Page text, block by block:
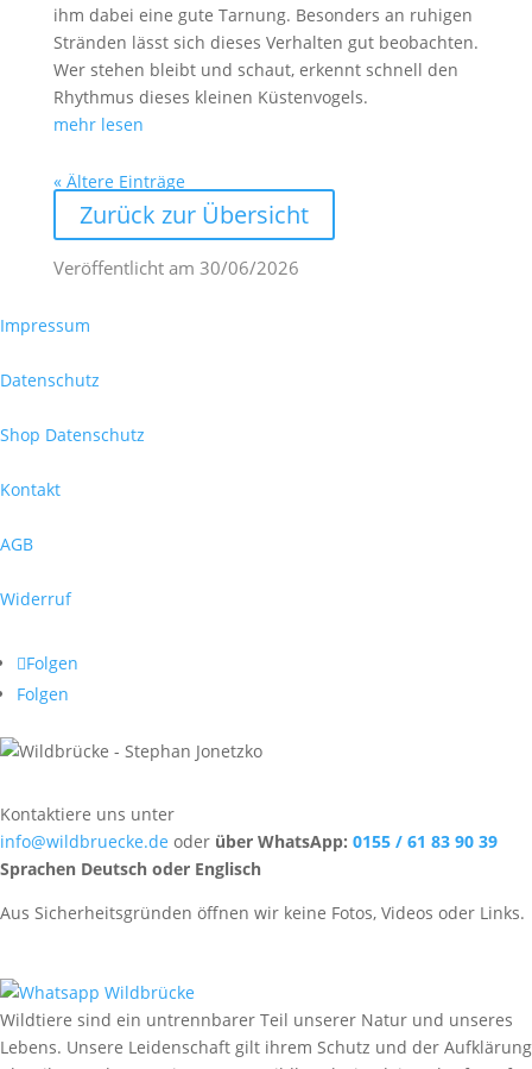
ihm dabei eine gute Tarnung. Besonders an ruhigen
Stränden lässt sich dieses Verhalten gut beobachten.
Wer stehen bleibt und schaut, erkennt schnell den
Rhythmus dieses kleinen Küstenvogels.
mehr lesen
« Ältere Einträge
Zurück zur Übersicht
Veröffentlicht am 30/06/2026
Impressum
Datenschutz
Shop Datenschutz
Kontakt
AGB
Widerruf
Folgen
Folgen
Kontaktiere uns unter
info@wildbruecke.de oder über WhatsApp: 0155 / 61 83 90 39
Sprachen Deutsch oder Englisch
Aus Sicherheitsgründen öffnen wir keine Fotos, Videos oder Links.
Wildtiere sind ein untrennbarer Teil unserer Natur und unseres
Lebens. Unsere Leidenschaft gilt ihrem Schutz und der Aufklärung